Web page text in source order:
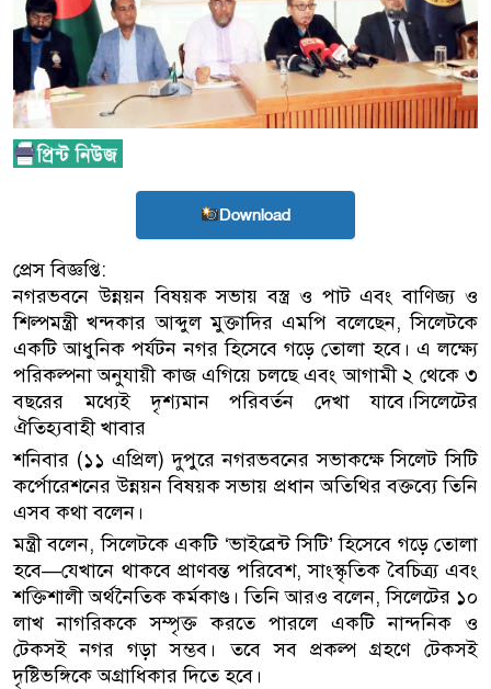
Download
প্রেস বিজ্ঞপ্তি:
নগরভবনে উন্নয়ন বিষয়ক সভায় বস্ত্র ও পাট এবং বাণিজ্য ও
শিল্পমন্ত্রী খন্দকার আব্দুল মুক্তাদির এমপি বলেছেন, সিলেটকে
একটি আধুনিক পর্যটন নগর হিসেবে গড়ে তোলা হবে। এ লক্ষ্যে
পরিকল্পনা অনুযায়ী কাজ এগিয়ে চলছে এবং আগামী ২ থেকে ৩
বছরের মধ্যেই দৃশ্যমান পরিবর্তন দেখা যাবে।সিলেটের
ঐতিহ্যবাহী খাবার
শনিবার (১১ এপ্রিল) দুপুরে নগরভবনের সভাকক্ষে সিলেট সিটি
কর্পোরেশনের উন্নয়ন বিষয়ক সভায় প্রধান অতিথির বক্তব্যে তিনি
এসব কথা বলেন।
মন্ত্রী বলেন, সিলেটকে একটি ‘ভাইব্রেন্ট সিটি’ হিসেবে গড়ে তোলা
হবে—যেখানে থাকবে প্রাণবন্ত পরিবেশ, সাংস্কৃতিক বৈচিত্র্য এবং
শক্তিশালী অর্থনৈতিক কর্মকাণ্ড। তিনি আরও বলেন, সিলেটের ১০
লাখ নাগরিককে সম্পৃক্ত করতে পারলে একটি নান্দনিক ও
টেকসই নগর গড়া সম্ভব। তবে সব প্রকল্প গ্রহণে টেকসই
দৃষ্টিভঙ্গিকে অগ্রাধিকার দিতে হবে।